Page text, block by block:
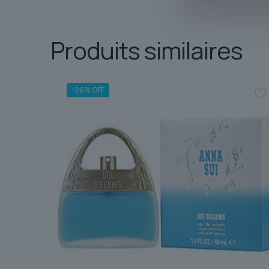
Produits similaires
-26% OFF